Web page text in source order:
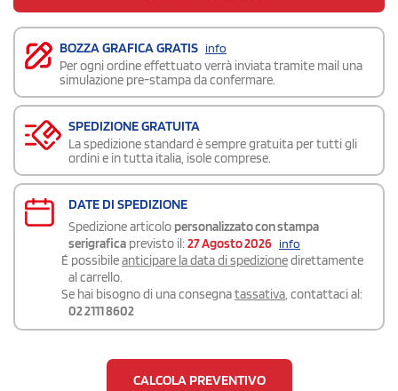
BOZZA GRAFICA GRATIS info
Per ogni ordine effettuato verrà inviata tramite mail una
simulazione pre-stampa da confermare.
SPEDIZIONE GRATUITA
La spedizione standard è sempre gratuita per tutti gli
ordini e in tutta italia, isole comprese.
DATE DI SPEDIZIONE
Spedizione articolo personalizzato con stampa
serigrafica previsto il: 27 Agosto 2026 info
É possibileanticipare la data di spedizionedirettamente
al carrello.
Se hai bisogno di una consegnatassativa, contattaci al:
02 2111 8602
CALCOLA PREVENTIVO